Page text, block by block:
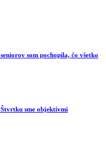
som pochopila, čo všetko
sme objektívmi